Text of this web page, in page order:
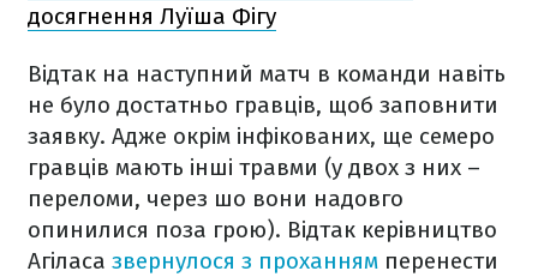
досягнення Луїша Фігу
Відтак на наступний матч в команди навіть
не було достатньо гравців, щоб заповнити
заявку. Адже окрім інфікованих, ще семеро
гравців мають інші травми (у двох з них –
переломи, через шо вони надовго
опинилися поза грою). Відтак керівництво
Агіласа звернулося з проханням перенести